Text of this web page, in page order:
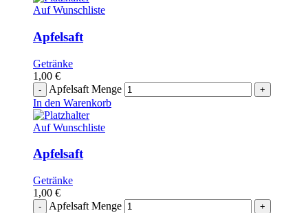
Auf Wunschliste
Apfelsaft
Getränke
1,00 €
Apfelsaft Menge
In den Warenkorb
Auf Wunschliste
Apfelsaft
Getränke
1,00 €
Apfelsaft Menge